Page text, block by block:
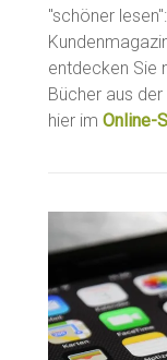
"schöner
entdecken Sie
Bücher aus
hier imOnline-